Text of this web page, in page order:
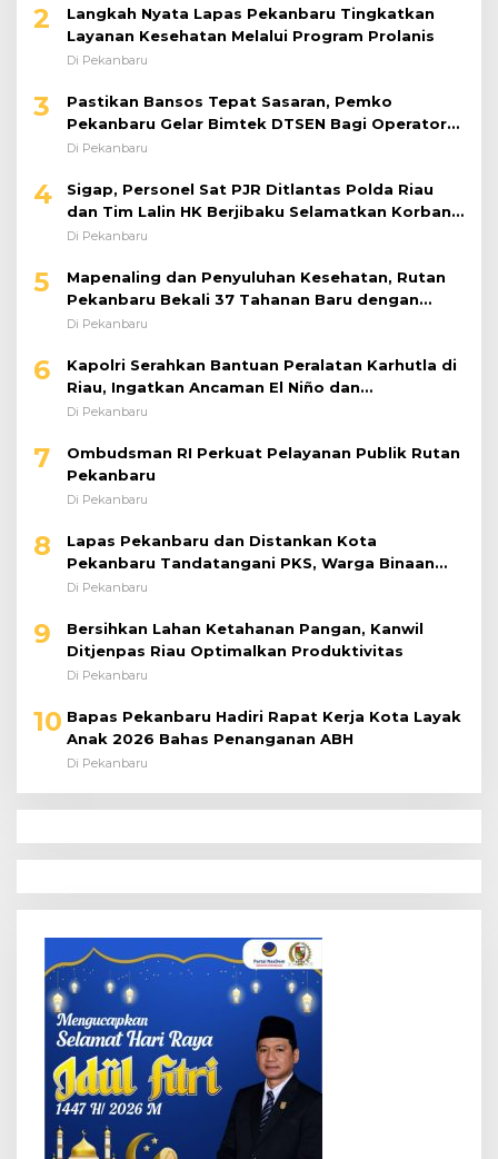
3
Pastikan Bansos Tepat Sasaran, Pemko
Pekanbaru Gelar Bimtek DTSEN Bagi Operator
Puskessos
Di Pekanbaru
4
Sigap, Personel Sat PJR Ditlantas Polda Riau
dan Tim Lalin HK Berjibaku Selamatkan Korban
Kecelakaan di Tol Pekanbaru–Dumai
Di Pekanbaru
5
Mapenaling dan Penyuluhan Kesehatan, Rutan
Pekanbaru Bekali 37 Tahanan Baru dengan
Edukasi TBC, HIV, dan Bahaya Narkoba
Di Pekanbaru
6
Kapolri Serahkan Bantuan Peralatan Karhutla di
Riau, Ingatkan Ancaman El Niño dan
Prioritaskan Pencegahan
Di Pekanbaru
7
Ombudsman RI Perkuat Pelayanan Publik Rutan
Pekanbaru
Di Pekanbaru
8
Lapas Pekanbaru dan Distankan Kota
Pekanbaru Tandatangani PKS, Warga Binaan
Dibekali Keterampilan Peternakan Ayam Petelur
Di Pekanbaru
9
Bersihkan Lahan Ketahanan Pangan, Kanwil
Ditjenpas Riau Optimalkan Produktivitas
Di Pekanbaru
10
Bapas Pekanbaru Hadiri Rapat Kerja Kota Layak
Anak 2026 Bahas Penanganan ABH
Di Pekanbaru